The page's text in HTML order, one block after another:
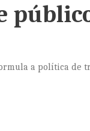
a política de